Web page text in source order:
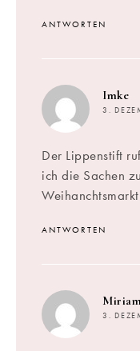
ANTWORTEN
Imke
3.
Der Lippenstift
ich die Sachen
ANTWORTEN
Miriam
3.